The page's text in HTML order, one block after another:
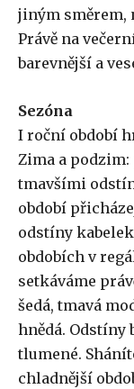
jiným směrem,
Právě na
barevnější a
Sezóna
I roční období
Zima a podzim:
tmavšími
období
odstíny
obdobích v
setkáváme
šedá, tmavá
hnědá. Odstíny
tlumené.
chladnější